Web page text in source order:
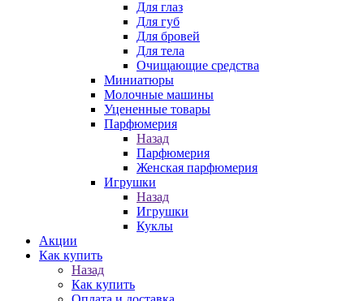
Для глаз
Для губ
Для бровей
Для тела
Очищающие средства
Миниатюры
Молочные машины
Уцененные товары
Парфюмерия
Назад
Парфюмерия
Женская парфюмерия
Игрушки
Назад
Игрушки
Куклы
Акции
Как купить
Назад
Как купить